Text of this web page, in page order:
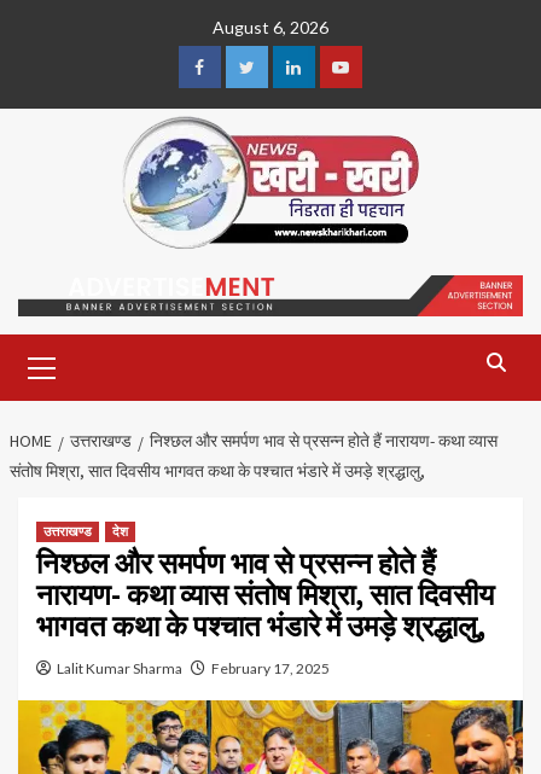
August 6, 2026
FacebookTwitterLinkedinYoutube
Menu
HOME उत्तराखण्ड
निश्छल और समर्पण भाव से प्रसन्न होते हैं नारायण- कथा व्यास
संतोष मिश्रा, सात दिवसीय भागवत कथा के पश्चात भंडारे में उमड़े श्रद्धालु,
उत्तराखण्ड देश
निश्छल और समर्पण भाव से प्रसन्न होते हैं
नारायण- कथा व्यास संतोष मिश्रा, सात दिवसीय
भागवत कथा के पश्चात भंडारे में उमड़े श्रद्धालु,
Lalit Kumar Sharma February 17, 2025